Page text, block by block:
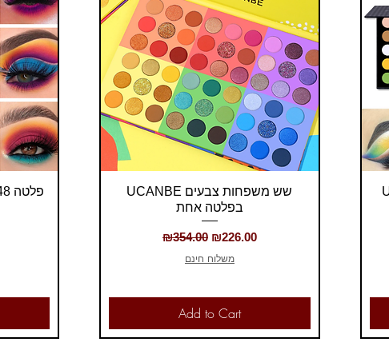
Quick View UCANBE שש משפחות צבעים
בפלטה אחת
Regular Price
₪354.00 Sale Price
₪226.00
משלוח חינם
Add to Cart